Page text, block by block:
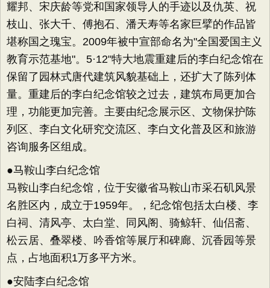
耀邦、宋庆龄等党和国家领导人的手迹以及仇英、祝
枝山、张大千、傅抱石、潘天寿等名家巨擘的作品皆
堪称国之瑰宝。2009年被中宣部命名为"全国爱国主义
教育示范基地"。5·12"特大地震重建后的李白纪念馆在
保留了园林式唐代建筑风貌基础上，还扩大了陈列体
量。重建后的李白纪念馆较之过去，建筑布局更加合
理，功能更加完善。主要由纪念展示区、文物保护陈
列区、李白文化研究交流区、李白文化普及区和旅游
咨询服务区组成。
●马鞍山李白纪念馆
马鞍山李白纪念馆，位于安徽省马鞍山市采石矶风景
名胜区内，成立于1959年。，纪念馆包括太白楼、李
白祠、清风亭、太白堂、同风阁、骑鲸轩、仙侣斋、
松云居、叠翠楼、吟香馆等展厅和碑廊、沉香园等景
点，占地面积1万多平方米。
●安陆李白纪念馆